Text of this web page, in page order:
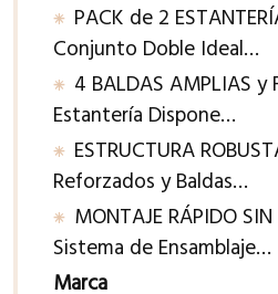
PACK de 2
Conjunto Doble Ideal…
4 BALDAS AMPLIAS y
Estantería Dispone…
ESTRUCTURA
Reforzados y Baldas…
MONTAJE RÁPIDO
Sistema de Ensamblaje…
Marca